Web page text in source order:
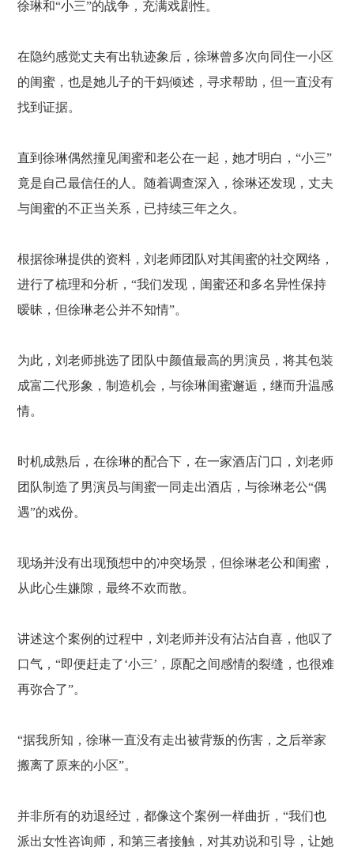
徐琳和“小三”的战争，充满戏剧性。
在隐约感觉丈夫有出轨迹象后，徐琳曾多次向同住一小区
的闺蜜，也是她儿子的干妈倾述，寻求帮助，但一直没有
找到证据。
直到徐琳偶然撞见闺蜜和老公在一起，她才明白，“小三”
竟是自己最信任的人。随着调查深入，徐琳还发现，丈夫
与闺蜜的不正当关系，已持续三年之久。
根据徐琳提供的资料，刘老师团队对其闺蜜的社交网络，
进行了梳理和分析，“我们发现，闺蜜还和多名异性保持
暧昧，但徐琳老公并不知情”。
为此，刘老师挑选了团队中颜值最高的男演员，将其包装
成富二代形象，制造机会，与徐琳闺蜜邂逅，继而升温感
情。
时机成熟后，在徐琳的配合下，在一家酒店门口，刘老师
团队制造了男演员与闺蜜一同走出酒店，与徐琳老公“偶
遇”的戏份。
现场并没有出现预想中的冲突场景，但徐琳老公和闺蜜，
从此心生嫌隙，最终不欢而散。
讲述这个案例的过程中，刘老师并没有沾沾自喜，他叹了
口气，“即便赶走了‘小三’，原配之间感情的裂缝，也很难
再弥合了”。
“据我所知，徐琳一直没有走出被背叛的伤害，之后举家
搬离了原来的小区”。
并非所有的劝退经过，都像这个案例一样曲折，“我们也
派出女性咨询师，和第三者接触，对其劝说和引导，让她